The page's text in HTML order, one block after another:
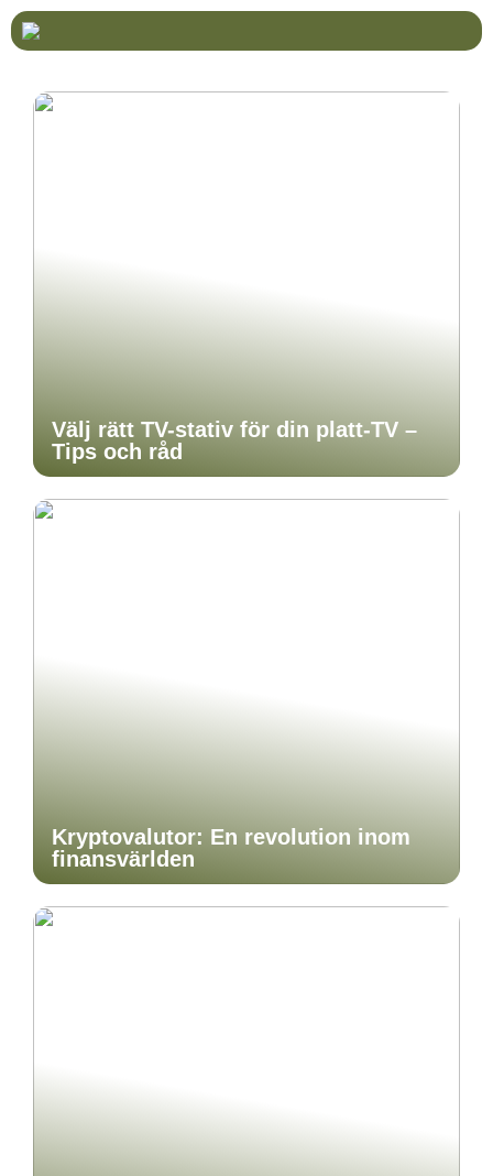
Välj rätt TV-stativ för din platt-TV –
Tips och råd
Kryptovalutor: En revolution inom
finansvärlden